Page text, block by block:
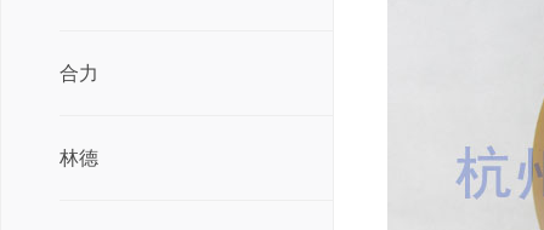
合力
林德